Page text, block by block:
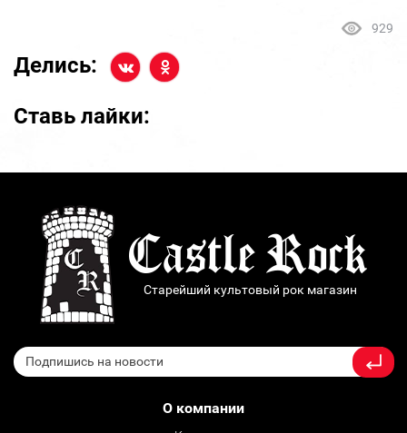
929
Делись:
Ставь лайки:
Старейший культовый рок магазин
О компании